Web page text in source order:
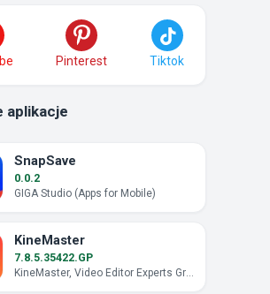
Pinterest Tiktok
aplikacje
SnapSave
0.0.2
GIGA Studio (Apps for Mobile)
KineMaster
7.8.5.35422.GP
KineMaster, Video Editor Experts Group